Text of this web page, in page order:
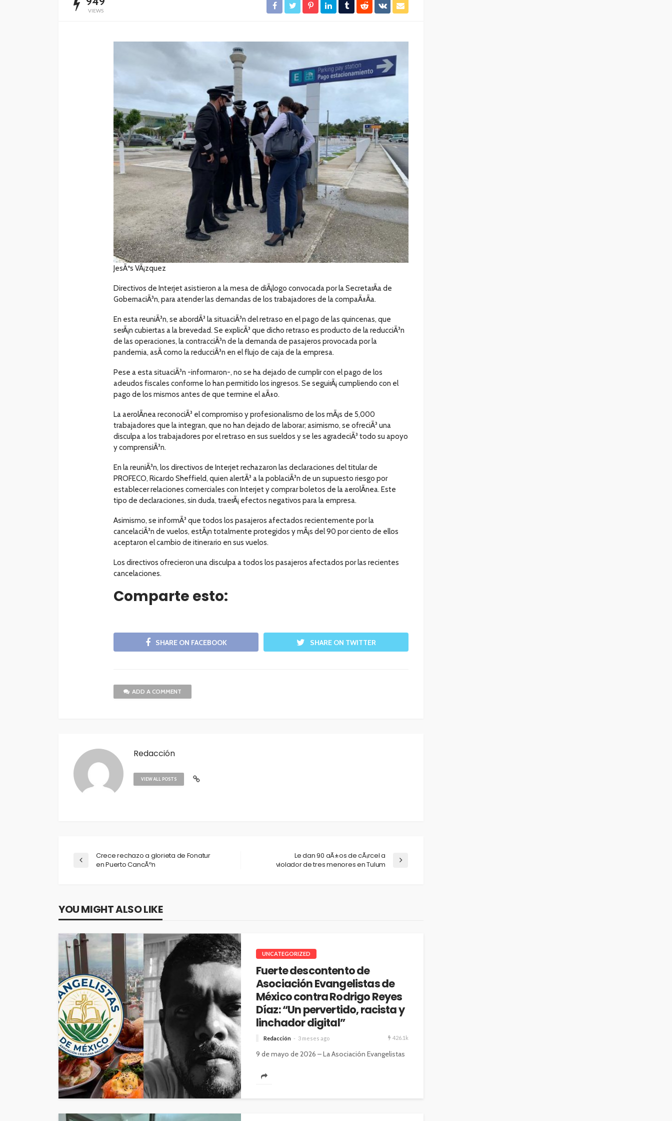
VIEWS
JesÃºs VÃ¡zquez
Directivos de Interjet asistieron a la mesa de diÃ¡logo convocada por la SecretarÃ­a de
GobernaciÃ³n, para atender las demandas de los trabajadores de la compaÃ±Ã­a.
En esta reuniÃ³n, se abordÃ³ la situaciÃ³n del retraso en el pago de las quincenas, que
serÃ¡n cubiertas a la brevedad. Se explicÃ³ que dicho retraso es producto de la reducciÃ³n
de las operaciones, la contracciÃ³n de la demanda de pasajeros provocada por la
pandemia, asÃ­ como la reducciÃ³n en el flujo de caja de la empresa.
Pese a esta situaciÃ³n -informaron-, no se ha dejado de cumplir con el pago de los
adeudos fiscales conforme lo han permitido los ingresos. Se seguirÃ¡ cumpliendo con el
pago de los mismos antes de que termine el aÃ±o.
La aerolÃ­nea reconociÃ³ el compromiso y profesionalismo de los mÃ¡s de 5,000
trabajadores que la integran, que no han dejado de laborar; asimismo, se ofreciÃ³ una
disculpa a los trabajadores por el retraso en sus sueldos y se les agradeciÃ³ todo su apoyo
y comprensiÃ³n.
En la reuniÃ³n, los directivos de Interjet rechazaron las declaraciones del titular de
PROFECO, Ricardo Sheffield, quien alertÃ³ a la poblaciÃ³n de un supuesto riesgo por
establecer relaciones comerciales con Interjet y comprar boletos de la aerolÃ­nea. Este
tipo de declaraciones, sin duda, traerÃ¡ efectos negativos para la empresa.
Asimismo, se informÃ³ que todos los pasajeros afectados recientemente por la
cancelaciÃ³n de vuelos, estÃ¡n totalmente protegidos y mÃ¡s del 90 por ciento de ellos
aceptaron el cambio de itinerario en sus vuelos.
Los directivos ofrecieron una disculpa a todos los pasajeros afectados por las recientes
cancelaciones.
Comparte esto:
SHARE ON FACEBOOK SHARE ON TWITTER
ADD A COMMENT
Redacción
VIEW ALL POSTS
Crece rechazo a glorieta de Fonatur
en Puerto CancÃºn
Le dan 90 aÃ±os de cÃ¡rcel a
violador de tres menores en Tulum
YOU MIGHT ALSO LIKE
UNCATEGORIZED
Fuerte descontento de
Asociación Evangelistas de
México contra Rodrigo Reyes
Díaz: “Un pervertido, racista y
linchador digital”
Redacción 3 meses ago 426.1k
9 de mayo de 2026 – La Asociación Evangelistas
repudio hacia Rodrigo Reyes...